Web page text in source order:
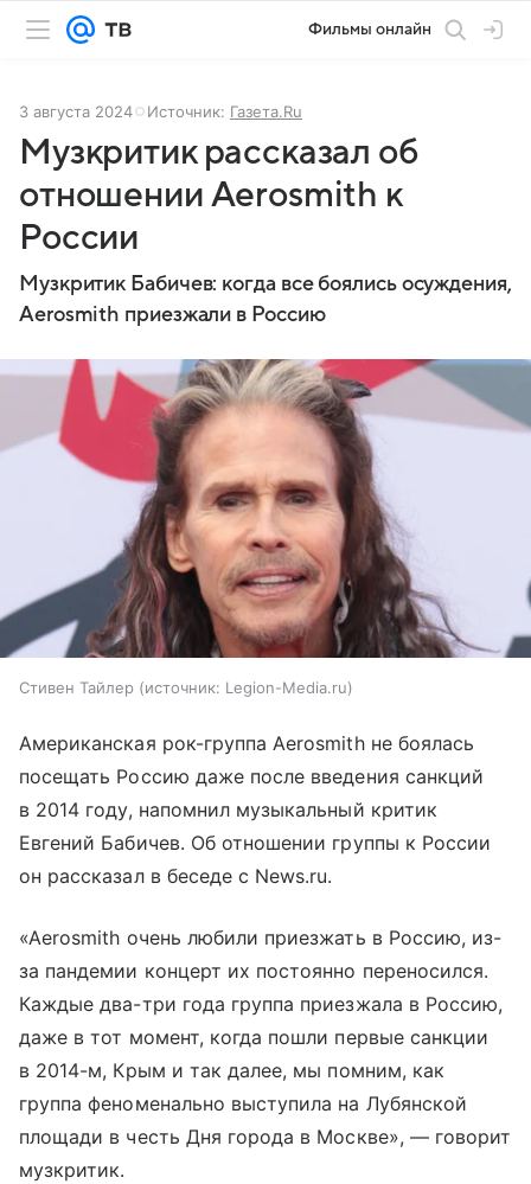
Фильмы онлайн
3 августа 2024 Источник: Газета.Ru
Музкритик рассказал об
отношении Aerosmith к
России
Музкритик Бабичев: когда все боялись осуждения,
Aerosmith приезжали в Россию
Стивен Тайлер источник: Legion-Media.ru
Американская рок-группа Aerosmith не боялась
посещать Россию даже после введения санкций
в 2014 году, напомнил музыкальный критик
Евгений Бабичев. Об отношении группы к России
он рассказал в беседе с News.ru.
«Aerosmith очень любили приезжать в Россию, из-
за пандемии концерт их постоянно переносился.
Каждые два-три года группа приезжала в Россию,
даже в тот момент, когда пошли первые санкции
в 2014-м, Крым и так далее, мы помним, как
группа феноменально выступила на Лубянской
площади в честь Дня города в Москве», — говорит
музкритик.